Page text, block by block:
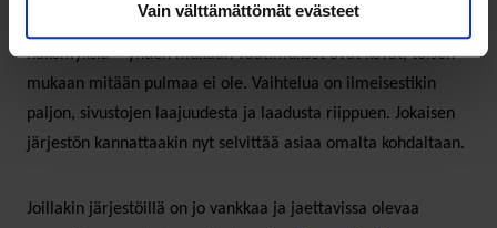
Vain välttämättömät evästeet
näkemyksiä – yhden mukaan vaatimukset ovat kovat, toisen
mukaan mitään pulmaa ei ole. Vaihtelua on ilmeisestikin
paljon, sivustojen laajuudesta ja laadusta riippuen. Jokaisen
järjestön kannattaakin nyt selvittää asiaa omalta kohdaltaan.
Joillakin järjestöillä on jo vankkaa ja jaettavissa olevaa